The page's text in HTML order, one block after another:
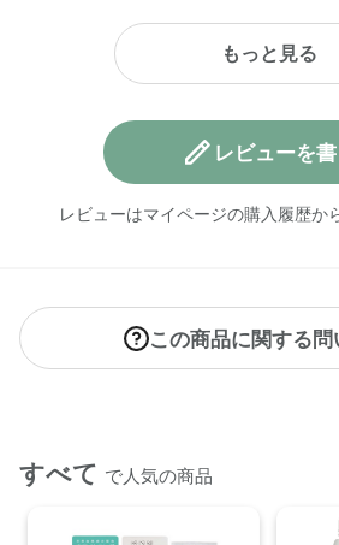
レビューを書
レビューはマイページの購入履歴か
この商品に関する
すべて で人気の商品